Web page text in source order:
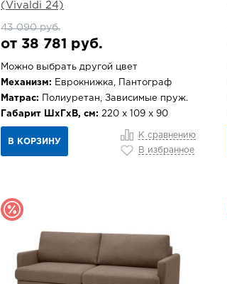
(Vivaldi 24)
43 090 руб.
от 38 781 руб.
Можно выбрать другой цвет
Механизм: Еврокнижка, Пантограф
Матрас: Полиуретан, Зависимые пруж.
Габарит ШхГхВ, см: 220 х 109 х 90
В КОРЗИНУ
К сравнению
В избранное